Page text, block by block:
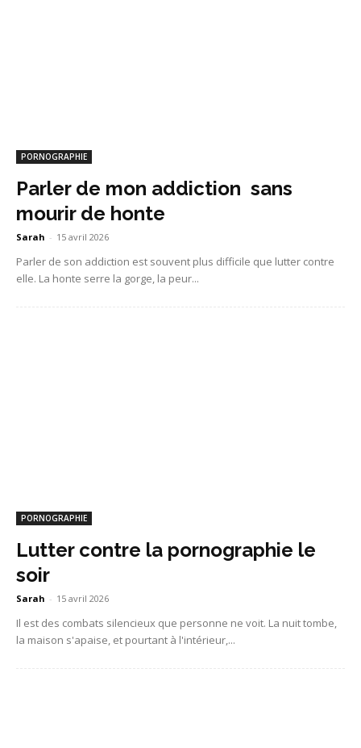
PORNOGRAPHIE
Parler de mon addiction sans
mourir de honte
Sarah - 15 avril 2026
Parler de son addiction est souvent plus difficile que lutter contre
elle. La honte serre la gorge, la peur...
PORNOGRAPHIE
Lutter contre la pornographie le
soir
Sarah - 15 avril 2026
Il est des combats silencieux que personne ne voit. La nuit tombe,
la maison s'apaise, et pourtant à l'intérieur,...